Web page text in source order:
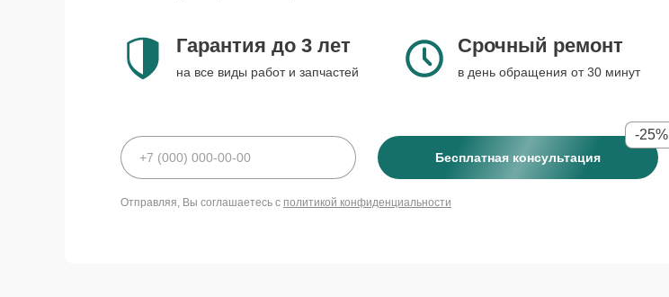
Гарантия до 3 лет
на все виды работ и запчастей
Срочный ремонт
в день обращения от 30 минут
Бесплатная консультация
-25%
Отправляя, Вы соглашаетесь с политикой конфиденциальности